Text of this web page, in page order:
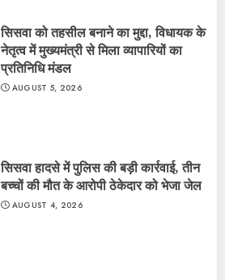
सिसवा को तहसील बनाने का मुद्दा, विधायक के
नेतृत्व में मुख्यमंत्री से मिला व्यापारियों का
प्रतिनिधि मंडल
AUGUST 5, 2026
सिसवा हादसे में पुलिस की बड़ी कार्रवाई, तीन
बच्चों की मौत के आरोपी ठेकेदार को भेजा जेल
AUGUST 4, 2026